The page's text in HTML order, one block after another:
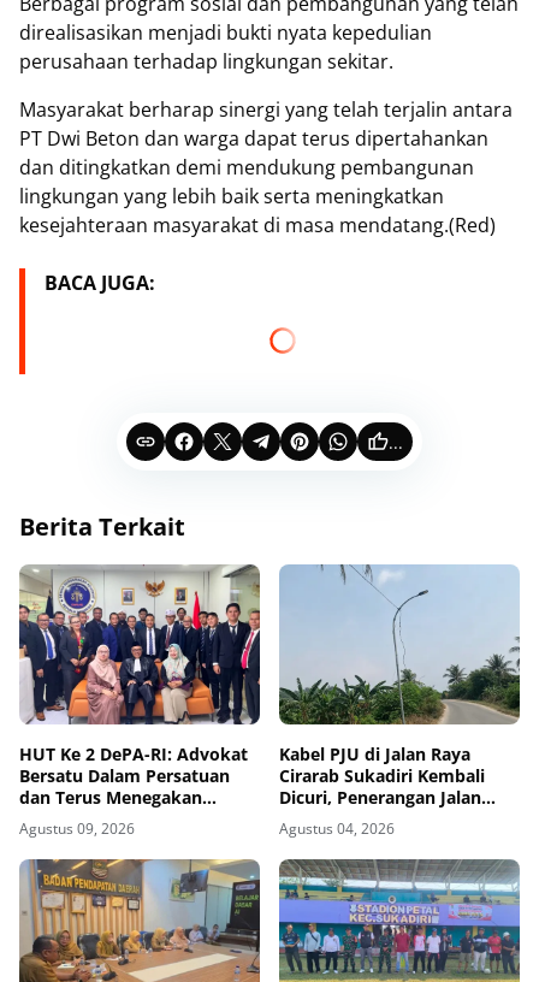
direalisasikan menjadi bukti nyata kepedulian
perusahaan terhadap lingkungan sekitar.
Masyarakat berharap sinergi yang telah terjalin antara
PT Dwi Beton dan warga dapat terus dipertahankan
dan ditingkatkan demi mendukung pembangunan
lingkungan yang lebih baik serta meningkatkan
kesejahteraan masyarakat di masa mendatang.(Red)
BACA JUGA:
...
Berita Terkait
HUT Ke 2 DePA-RI: Advokat
Bersatu Dalam Persatuan
dan Terus Menegakan
Keadilan
Agustus 09, 2026
Kabel PJU di Jalan Raya
Cirarab Sukadiri Kembali
Dicuri, Penerangan Jalan
Gelap Gulita
Agustus 04, 2026